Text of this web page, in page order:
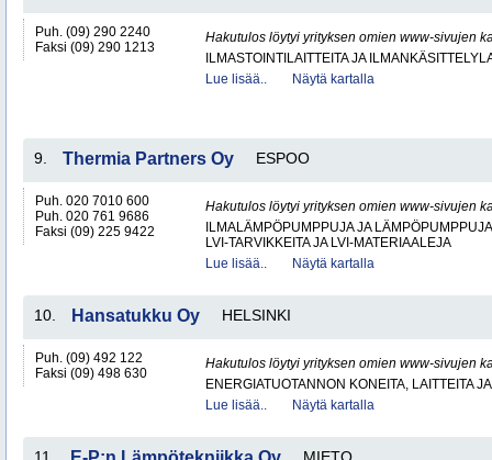
Puh. (09) 290 2240
Faksi (09) 290 1213
Hakutulos löytyi yrityksen omien www-sivujen
ILMASTOINTILAITTEITA JA
Lue lisää..
Näytä kartalla
9. Thermia Partners Oy ESPOO
Puh. 020 7010 600
Puh. 020 761 9686
Faksi (09) 225 9422
Hakutulos löytyi yrityksen omien www-sivujen
ILMALÄMPÖPUMPPUJA JA LÄMPÖPUMPPUJA
LVI-TARVIKKEITA JA LVI-MATERIAALEJA
Lue lisää..
Näytä kartalla
10. Hansatukku Oy HELSINKI
Puh. (09) 492 122
Faksi (09) 498 630
Hakutulos löytyi yrityksen omien www-sivujen
ENERGIATUOTANNON KONEITA, LAITTEITA
Lue lisää..
Näytä kartalla